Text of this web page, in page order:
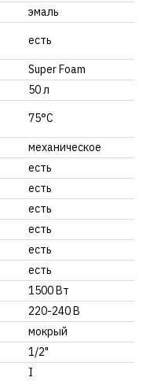
эмаль
есть
Super Foam
50 л
75°С
механическое
есть
есть
есть
есть
есть
есть
1500 Вт
220-240 В
мокрый
1/2"
I